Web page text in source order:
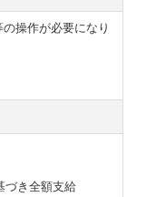
操作が必要になり
づき全額支給